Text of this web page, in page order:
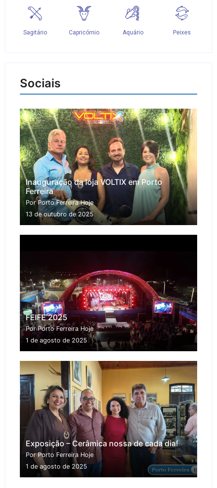
Sociais
Inauguração da loja VOLTIX em Porto
Ferreira
Por Porto Ferreira Hoje
13 de outubro de 2025
FEIFE 2025
Por Porto Ferreira Hoje
1 de agosto de 2025
Exposição – Cerâmica nossa de cada dia!
Por Porto Ferreira Hoje
1 de agosto de 2025